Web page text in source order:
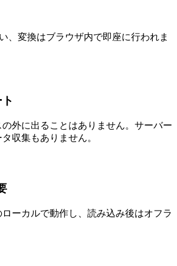
、変換はブラウザ内で即座に行われま
外に出ることはありません。サーバー
収集もありません。
ーカルで動作し、読み込み後はオフラ